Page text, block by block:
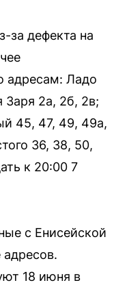
за дефекта на
адресам: Ладо
Заря 2а, 2б, 2в;
45, 47, 49, 49а,
36, 38, 50,
к 20:00 7
с Енисейской
18 июня в